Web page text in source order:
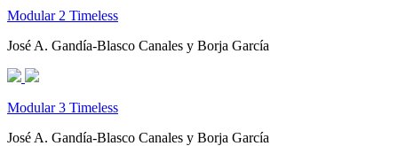
Modular 2 Timeless
José A. Gandía-Blasco Canales y Borja García
Modular 3 Timeless
José A. Gandía-Blasco Canales y Borja García